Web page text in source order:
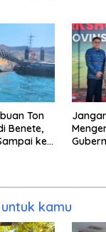
Ton
Benete,
ke
kamu